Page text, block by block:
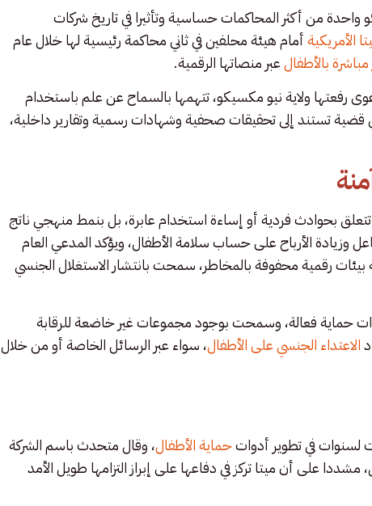
واحدة من أكثر المحاكمات حساسية وتأثيرا في تاريخ شركات
الأمريكيةأمام هيئة محلفين في ثاني محاكمة رئيسية لها خلال عام
بالأطفالعبر منصاتها الرقمية.
رفعتها ولاية نيو مكسيكو، تتهمها بالسماح عن علم باستخدام
تستند إلى تحقيقات صحفية وشهادات رسمية وتقارير داخلية،
بحوادث فردية أو إساءة استخدام عابرة، بل بنمط منهجي ناتج
وزيادة الأرباح على حساب سلامة الأطفال، ويؤكد المدعي العام
رقمية محفوفة بالمخاطر، سمحت بانتشار الاستغلال الجنسي
حماية فعالة، وسمحت بوجود مجموعات غير خاضعة للرقابة
الاعتداء الجنسي على الأطفال، سواء عبر الرسائل الخاصة أو من خلال
لسنوات في تطوير أدواتحماية الأطفال، وقال متحدث باسم الشركة
على أن ميتا تركز في دفاعها على إبراز التزامها طويل الأمد